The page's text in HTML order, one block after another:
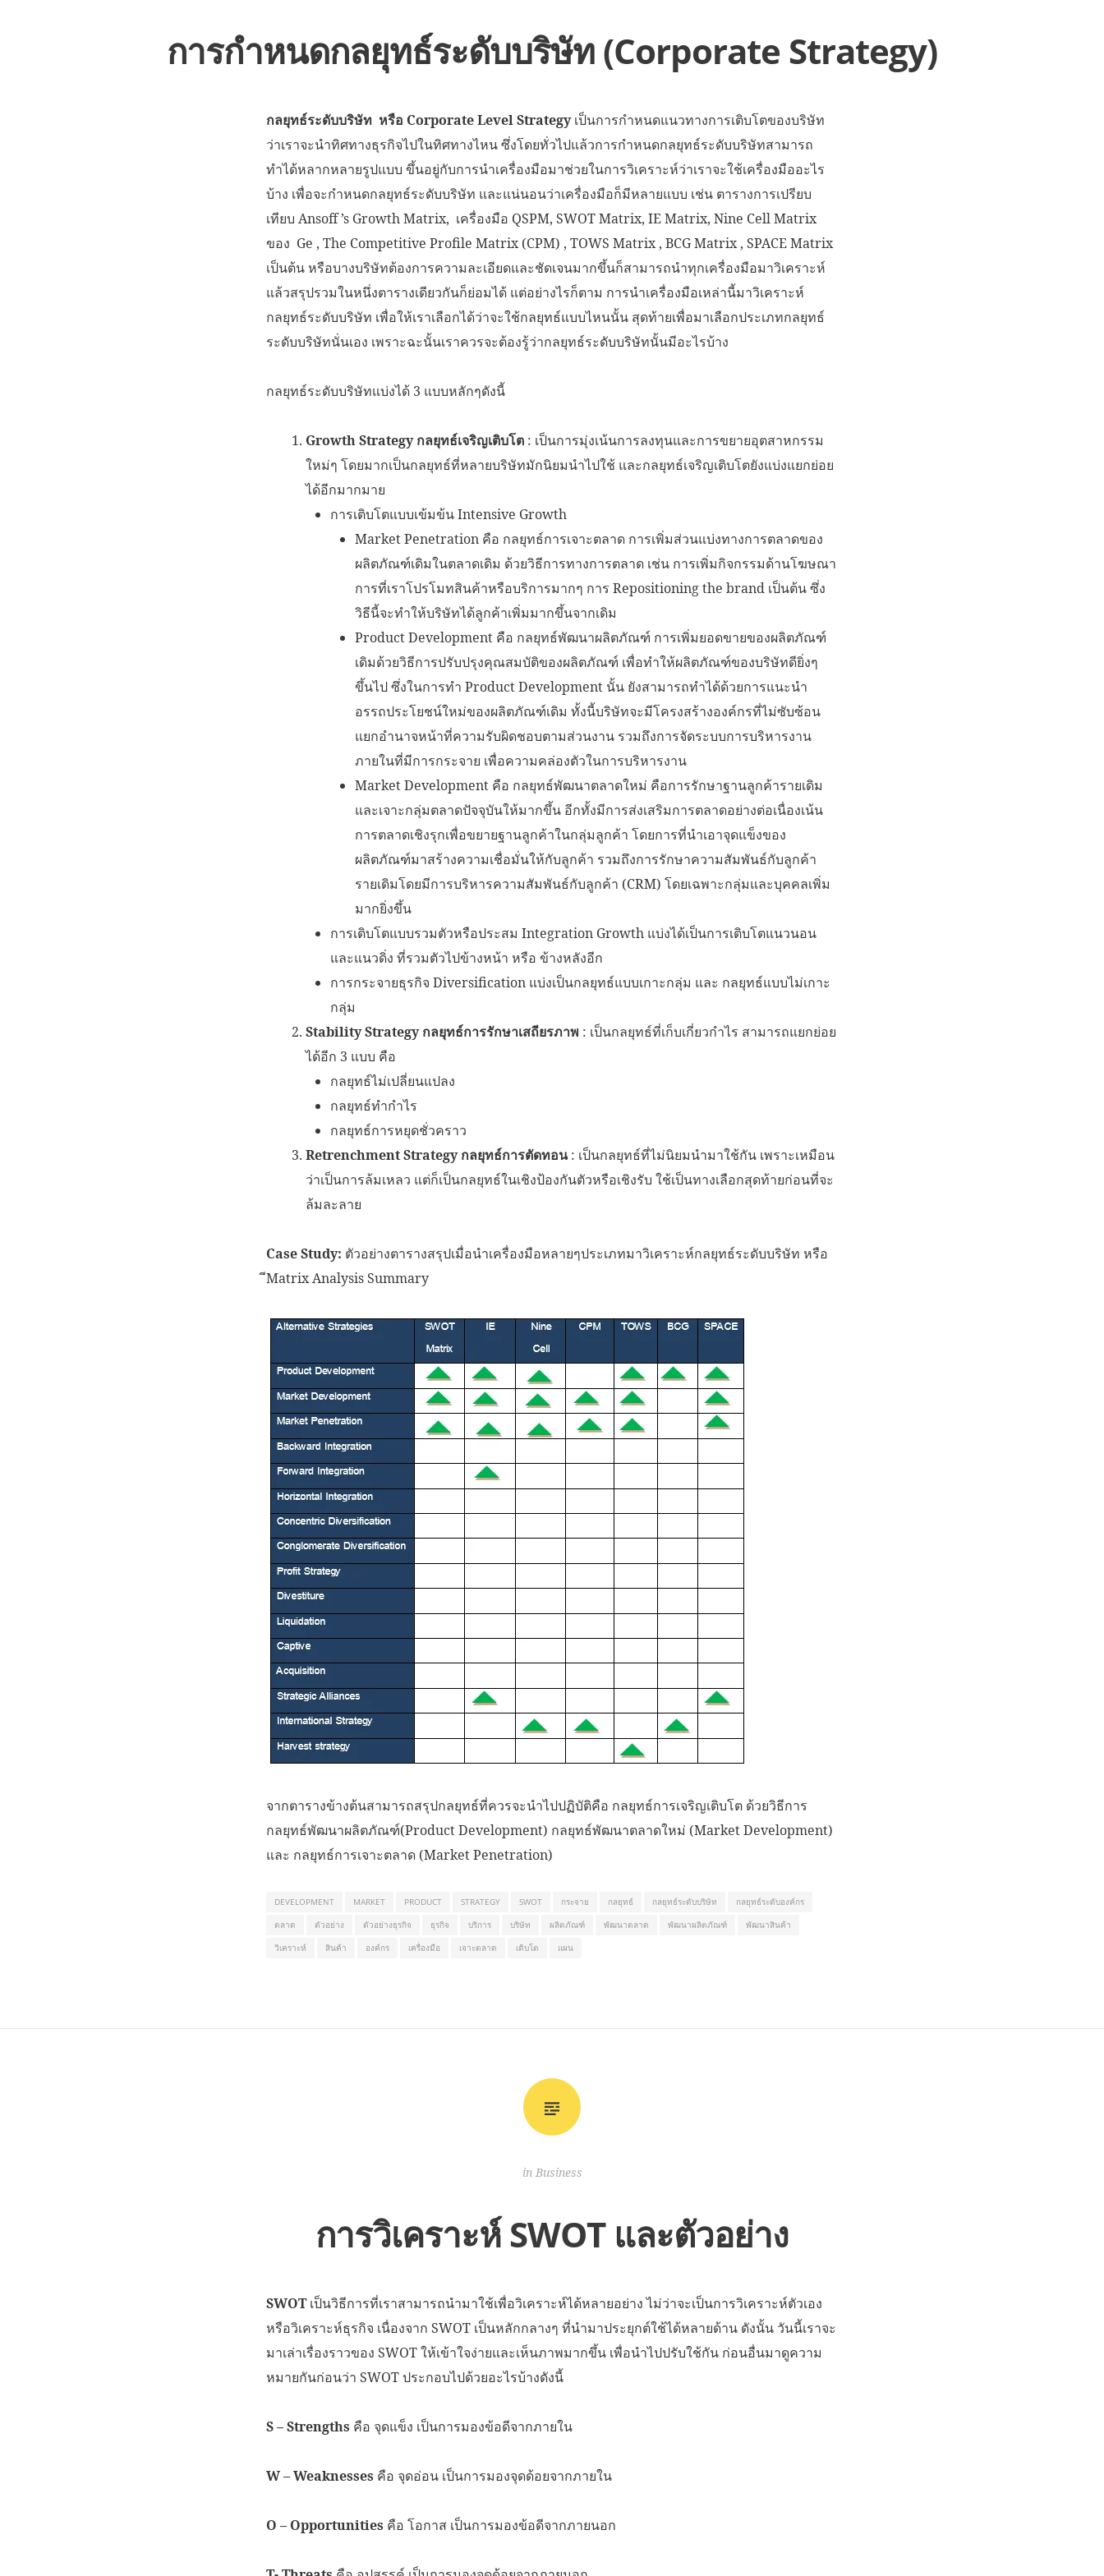
การกำหนดกลยุทธ์ระดับบริษัท (Corporate Strategy)
กลยุทธ์ระดับบริษัท หรือ Corporate Level Strategyเป็นการกำหนดแนวทางการเติบโตของบริษัท
ว่าเราจะนำทิศทางธุรกิจไปในทิศทางไหน ซึ่งโดยทั่วไปแล้วการกำหนดกลยุทธ์ระดับบริษัทสามารถ
ทำได้หลากหลายรูปแบบ ขึ้นอยู่กับการนำเครื่องมือมาช่วยในการวิเคราะห์ว่าเราจะใช้เครื่องมืออะไร
บ้าง เพื่อจะกำหนดกลยุทธ์ระดับบริษัท และแน่นอนว่าเครื่องมือก็มีหลายแบบ เช่น ตารางการเปรียบ
เทียบ Ansoff ’s Growth Matrix, เครื่องมือ QSPM, SWOT Matrix, IE Matrix, Nine Cell Matrix
ของ Ge , The Competitive Profile Matrix (CPM) , TOWS Matrix , BCG Matrix , SPACE Matrix
เป็นต้น หรือบางบริษัทต้องการความละเอียดและชัดเจนมากขึ้นก็สามารถนำทุกเครื่องมือมาวิเคราะห์
แล้วสรุปรวมในหนึ่งตารางเดียวกันก็ย่อมได้ แต่อย่างไรก็ตาม การนำเครื่องมือเหล่านี้มาวิเคราะห์
กลยุทธ์ระดับบริษัท เพื่อให้เราเลือกได้ว่าจะใช้กลยุทธ์แบบไหนนั้น สุดท้ายเพื่อมาเลือกประเภทกลยุทธ์
ระดับบริษัทนั่นเอง เพราะฉะนั้นเราควรจะต้องรู้ว่ากลยุทธ์ระดับบริษัทนั้นมีอะไรบ้าง
กลยุทธ์ระดับบริษัทแบ่งได้ 3 แบบหลักๆดังนี้
Growth Strategy กลยุทธ์เจริญเติบโต : เป็นการมุ่งเน้นการลงทุนและการขยายอุตสาหกรรม
ใหม่ๆ โดยมากเป็นกลยุทธ์ที่หลายบริษัทมักนิยมนำไปใช้ และกลยุทธ์เจริญเติบโตยังแบ่งแยกย่อย
ได้อีกมากมาย
การเติบโตแบบเข้มข้น Intensive Growth
Market Penetration คือ กลยุทธ์การเจาะตลาด การเพิ่มส่วนแบ่งทางการตลาดของ
ผลิตภัณฑ์เดิมในตลาดเดิม ด้วยวิธีการทางการตลาด เช่น การเพิ่มกิจกรรมด้านโฆษณา
การที่เราโปรโมทสินค้าหรือบริการมากๆ การ Repositioning the brand เป็นต้น ซึ่ง
วิธีนี้จะทำให้บริษัทได้ลูกค้าเพิ่มมากขึ้นจากเดิม
Product Development คือ กลยุทธ์พัฒนาผลิตภัณฑ์ การเพิ่มยอดขายของผลิตภัณฑ์
เดิมด้วยวิธีการปรับปรุงคุณสมบัติของผลิตภัณฑ์ เพื่อทำให้ผลิตภัณฑ์ของบริษัทดียิ่งๆ
ขึ้นไป ซึ่งในการทำ Product Development นั้น ยังสามารถทำได้ด้วยการแนะนำ
อรรถประโยชน์ใหม่ของผลิตภัณฑ์เดิม ทั้งนี้บริษัทจะมีโครงสร้างองค์กรที่ไม่ซับซ้อน
แยกอำนาจหน้าที่ความรับผิดชอบตามส่วนงาน รวมถึงการจัดระบบการบริหารงาน
ภายในที่มีการกระจาย เพื่อความคล่องตัวในการบริหารงาน
Market Development คือ กลยุทธ์พัฒนาตลาดใหม่ คือการรักษาฐานลูกค้ารายเดิม
และเจาะกลุ่มตลาดปัจจุบันให้มากขึ้น อีกทั้งมีการส่งเสริมการตลาดอย่างต่อเนื่องเน้น
การตลาดเชิงรุกเพื่อขยายฐานลูกค้าในกลุ่มลูกค้า โดยการที่นำเอาจุดแข็งของ
ผลิตภัณฑ์มาสร้างความเชื่อมั่นให้กับลูกค้า รวมถึงการรักษาความสัมพันธ์กับลูกค้า
รายเดิมโดยมีการบริหารความสัมพันธ์กับลูกค้า (CRM) โดยเฉพาะกลุ่มและบุคคลเพิ่ม
มากยิ่งขึ้น
การเติบโตแบบรวมตัวหรือประสม Integration Growth แบ่งได้เป็นการเติบโตแนวนอน
และแนวดิ่ง ที่รวมตัวไปข้างหน้า หรือ ข้างหลังอีก
การกระจายธุรกิจ Diversification แบ่งเป็นกลยุทธ์แบบเกาะกลุ่ม และ กลยุทธ์แบบไม่เกาะ
กลุ่ม
Stability Strategy กลยุทธ์การรักษาเสถียรภาพ : เป็นกลยุทธ์ที่เก็บเกี่ยวกำไร สามารถแยกย่อย
ได้อีก 3 แบบ คือ
กลยุทธ์ไม่เปลี่ยนแปลง
กลยุทธ์ทำกำไร
กลยุทธ์การหยุดชั่วคราว
Retrenchment Strategy กลยุทธ์การตัดทอน: เป็นกลยุทธ์ที่ไม่นิยมนำมาใช้กัน เพราะเหมือน
ว่าเป็นการล้มเหลว แต่ก็เป็นกลยุทธ์ในเชิงป้องกันตัวหรือเชิงรับ ใช้เป็นทางเลือกสุดท้ายก่อนที่จะ
ล้มละลาย
Case Study: ตัวอย่างตารางสรุปเมื่อนำเครื่องมือหลายๆประเภทมาวิเคราะห์กลยุทธ์ระดับบริษัท หรือ
ีMatrix Analysis Summary
จากตารางข้างต้นสามารถสรุปกลยุทธ์ที่ควรจะนำไปปฏิบัติคือ กลยุทธ์การเจริญเติบโต ด้วยวิธีการ
กลยุทธ์พัฒนาผลิตภัณฑ์(Product Development) กลยุทธ์พัฒนาตลาดใหม่ (Market Development)
และ กลยุทธ์การเจาะตลาด (Market Penetration)
DEVELOPMENT MARKET PRODUCT STRATEGY SWOT กระจาย กลยุทธ์ กลยุทธ์ระดับบริษัท
กลยุทธ์ระดับองค์กร
ตลาด
ตัวอย่าง ตัวอย่างธุรกิจ ธุรกิจ บริการ บริษัท ผลิตภัณฑ์ พัฒนาตลาด พัฒนาผลิตภัณฑ์
พัฒนาสินค้า
วิเคราะห์
สินค้า องค์กร เครื่องมือ เจาะตลาด เติบโต แผน
in Business
การวิเคราะห์ SWOT และตัวอย่าง
SWOTเป็นวิธีการที่เราสามารถนำมาใช้เพื่อวิเคราะห์ได้หลายอย่าง ไม่ว่าจะเป็นการวิเคราะห์ตัวเอง
หรือวิเคราะห์ธุรกิจ เนื่องจาก SWOT เป็นหลักกลางๆ ที่นำมาประยุกต์ใช้ได้หลายด้าน ดังนั้น วันนี้เราจะ
มาเล่าเรื่องราวของ SWOT ให้เข้าใจง่ายและเห็นภาพมากขึ้น เพื่อนำไปปรับใช้กัน ก่อนอื่นมาดูความ
หมายกันก่อนว่า SWOT ประกอบไปด้วยอะไรบ้างดังนี้
S – Strengths คือ จุดแข็ง เป็นการมองข้อดีจากภายใน
W – Weaknesses คือ จุดอ่อน เป็นการมองจุดด้อยจากภายใน
O – Opportunities คือ โอกาส เป็นการมองข้อดีจากภายนอก